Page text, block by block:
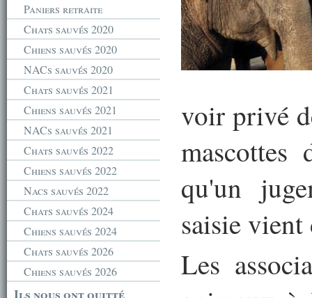
Paniers retraite
Chats sauvés 2020
Chiens sauvés 2020
NACs sauvés 2020
Chats sauvés 2021
Chiens sauvés 2021
NACs sauvés 2021
Chats sauvés 2022
Chiens sauvés 2022
Nacs sauvés 2022
Chats sauvés 2024
Chiens sauvés 2024
Chats sauvés 2026
Chiens sauvés 2026
Ils nous ont quitté
voir privé
mascottes
qu'un
saisie
Les